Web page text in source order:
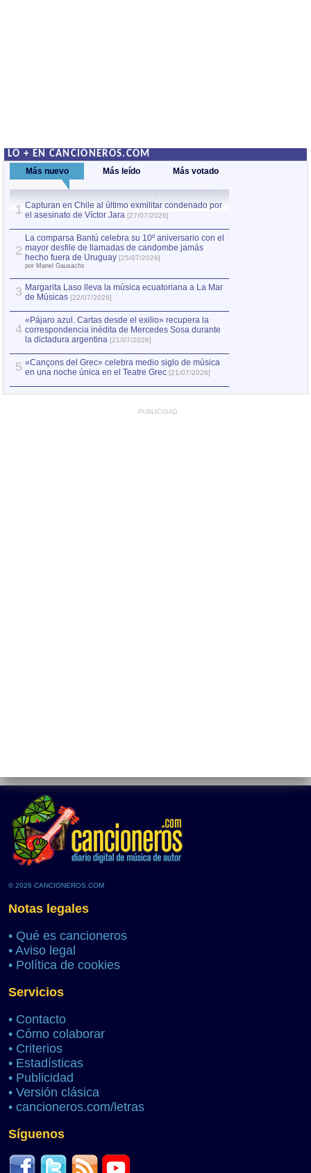
LO + EN CANCIONEROS.COM
Más nuevo Más leído Más votado
1 Capturan en Chile al último exmilitar condenado por
el asesinato de Víctor Jara [27/07/2026]
2
La comparsa Bantú celebra su 10º aniversario con el
mayor desfile de llamadas de candombe jamás
hecho fuera de Uruguay [25/07/2026]
por Manel Gausachs
3 Margarita Laso lleva la música ecuatoriana a La Mar
de Músicas [22/07/2026]
4
«Pájaro azul. Cartas desde el exilio» recupera la
correspondencia inédita de Mercedes Sosa durante
la dictadura argentina [21/07/2026]
5 «Cançons del Grec» celebra medio siglo de música
en una noche única en el Teatre Grec [21/07/2026]
PUBLICIDAD
© 2026 CANCIONEROS.COM
Notas legales
• Qué es cancioneros
• Aviso legal
• Política de cookies
Servicios
• Contacto
• Cómo colaborar
• Criterios
• Estadísticas
• Publicidad
• Versión clásica
• cancioneros.com/letras
Síguenos